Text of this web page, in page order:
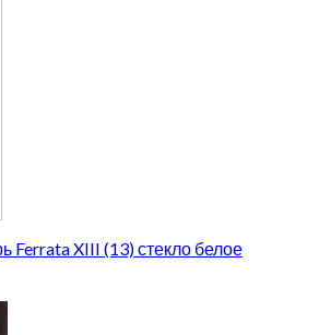
Ferrata XIII (13) стекло белое